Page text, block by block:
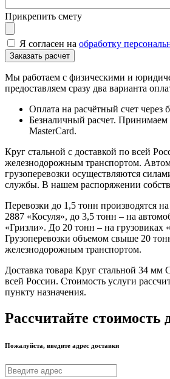
Прикрепить смету
Я согласен на обработку
Мы работаем с физическими и
предоставляем сразу два варианта
Оплата на расчётный счет через
Безналичный расчет. Принимаем
MasterCard.
Круг стальной с доставкой по всей
железнодорожным транспортом.
грузоперевозки осуществляются
службы. В нашем распоряжении
Перевозки до 1,5 тонн производятся
2887 «Косуля», до 3,5 тонн – на
«Гризли». До 20 тонн – на
Грузоперевозки объемом свыше 20
железнодорожным транспортом.
Доставка товара Круг стальной 34 мм
всей России. Стоимость услуги
пункту назначения.
Рассчитайте стоимость
Пожалуйста, введите адрес доставки